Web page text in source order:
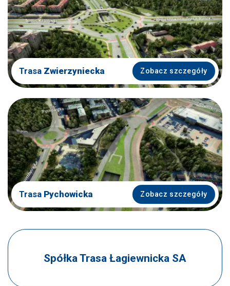
Trasa Zwierzyniecka Zobacz szczegóły
Trasa Pychowicka Zobacz szczegóły
Spółka Trasa Łagiewnicka SA